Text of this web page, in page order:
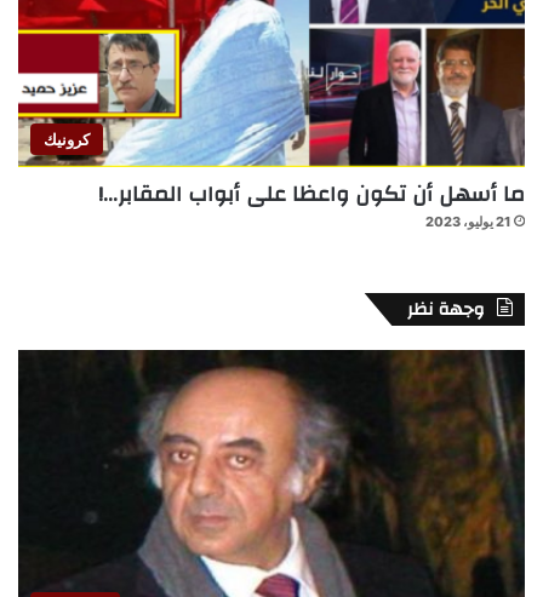
كرونيك
ما أسهل أن تكون واعظا على أبواب المقابر…!
21 يوليو، 2023
وجهة نظر